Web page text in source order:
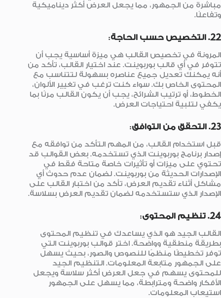
مباشرة من الجمهور، مما يجعل العرض أكثر ديناميكية
وتفاعلًا.
22. التخصيص حسب الحاجة :
المرونة في تخصيص القالب هي ميزة أساسية يجب أن
تتوفر في أي قالب بوربوينت. عند اختيار القالب، تأكد من
أنه يمكنك تعديل جميع عناصره بسهولة لتتناسب مع
المحتوى الخاص بك. سواء كنت ترغب في تغيير الألوان،
الخطوط، أو ترتيب الشرائح، يجب أن يكون القالب مرنًا بما
يكفي لتلبية احتياجات العرض.
23. التحقق من التوافق :
قبل استخدام القالب، من المهم التأكد من توافقه مع
إصدار برنامج بوربوينت الذي تستخدمه. بعض القوالب قد
تحتوي على ميزات أو تأثيرات خاصة متاحة فقط في
الإصدارات الحديثة من بوربوينت. لضمان عدم حدوث أي
مشاكل أثناء تقديم العرض، تأكد من اختبار القالب على
الإصدار الذي ستستخدمه لضمان تقديم العرض بسلاسة.
24. تنظيم المحتوى :
القالب الجيد هو الذي يساعدك في تنظيم المحتوى
بطريقة منطقية وواضحة. اختر قوالب بوربوينت التي
توفر تخطيطًا منظمًا للنصوص والصور، بحيث يسهل
على الجمهور متابعة المعلومات. التنظيم الجيد
للمحتوى يسهم في جعل العرض أكثر سلاسة ويجعل
الأفكار واضحة ومترابطة، مما يسهل على الجمهور
استيعاب المعلومات.